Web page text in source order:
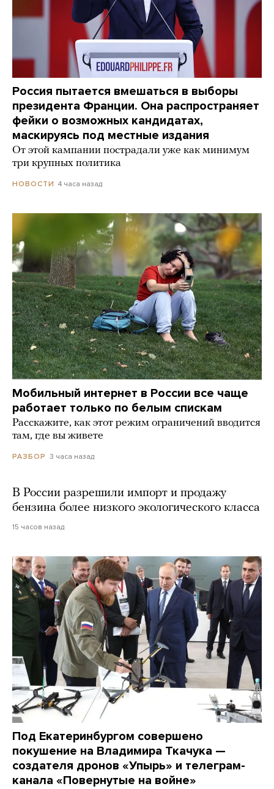
Россия пытается вмешаться в выборы
президента Франции. Она распространяет
фейки о возможных кандидатах,
маскируясь под местные издания
От этой кампании пострадали уже как минимум
три крупных политика
НОВОСТИ 4 часа назад
Мобильный интернет в России все чаще
работает только по белым спискам
Расскажите, как этот режим ограничений вводится
там, где вы живете
РАЗБОР 3 часа назад
В России разрешили импорт и продажу
бензина более низкого экологического класса
15 часов назад
Под Екатеринбургом совершено
покушение на Владимира Ткачука —
создателя дронов «Упырь» и телеграм-
канала «Повернутые на войне»